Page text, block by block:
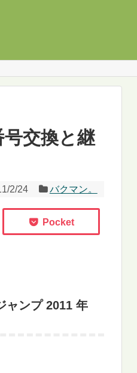
交換と継
2/24 バクマン。
ャンプ 2011 年